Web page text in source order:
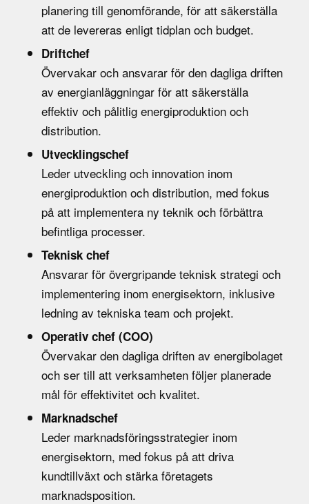
planering till genomförande, för att säkerställa
att de levereras enligt tidplan och budget.
Driftchef
Övervakar och ansvarar för den dagliga driften
av energianläggningar för att säkerställa
effektiv och pålitlig energiproduktion och
distribution.
Utvecklingschef
Leder utveckling och innovation inom
energiproduktion och distribution, med fokus
på att implementera ny teknik och förbättra
befintliga processer.
Teknisk chef
Ansvarar för övergripande teknisk strategi och
implementering inom energisektorn, inklusive
ledning av tekniska team och projekt.
Operativ chef (COO)
Övervakar den dagliga driften av energibolaget
och ser till att verksamheten följer planerade
mål för effektivitet och kvalitet.
Marknadschef
Leder marknadsföringsstrategier inom
energisektorn, med fokus på att driva
kundtillväxt och stärka företagets
marknadsposition.